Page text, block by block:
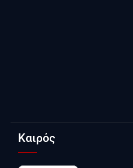
Καιρός